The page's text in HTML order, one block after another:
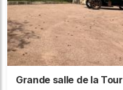
Grande salle de la Tour